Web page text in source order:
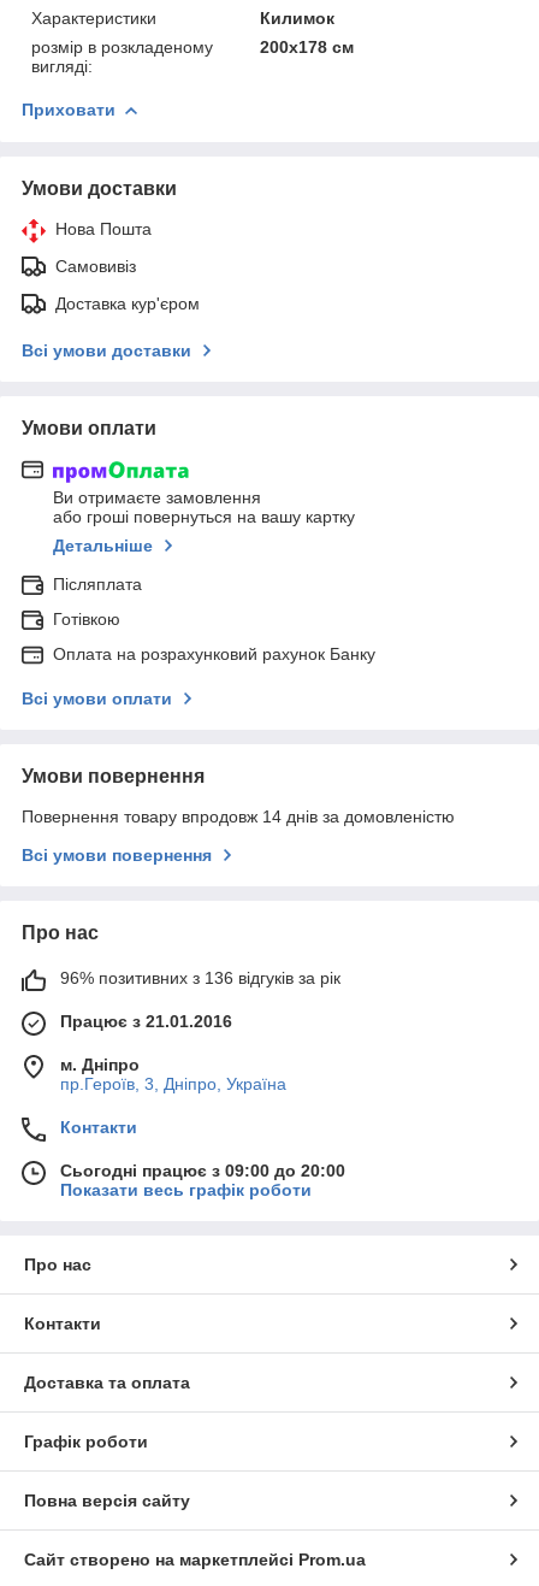
Характеристики
Килимок
розмір в розкладеному
вигляді:
200х178 см
Приховати
Умови доставки
Нова Пошта
Самовивіз
Доставка кур'єром
Всі умови доставки
Умови оплати
Ви отримаєте замовлення
або гроші повернуться на вашу картку
Детальніше
Післяплата
Готівкою
Оплата на розрахунковий рахунок Банку
Всі умови оплати
Умови повернення
Повернення товару впродовж 14 днів за домовленістю
Всі умови повернення
Про нас
96% позитивних з 136 відгуків за рік
Працює з 21.01.2016
м. Дніпро
пр.Героїв, 3, Дніпро, Україна
Контакти
Сьогодні працює з 09:00 до 20:00
Показати весь графік роботи
Про нас
Контакти
Доставка та оплата
Графік роботи
Повна версія сайту
Сайт створено на маркетплейсі Prom.ua